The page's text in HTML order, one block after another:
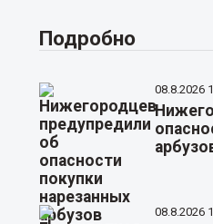
Подробно
08.8.2026
08.8.2026